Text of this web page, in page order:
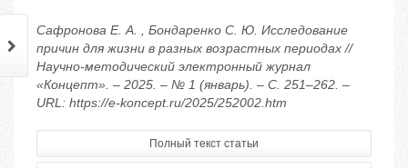
Сафронова Е. А. , Бондаренко С. Ю. Исследование
причин для жизни в разных возрастных периодах //
Научно-методический электронный журнал
«Концепт». – 2025. – № 1 (январь). – С. 251–262. –
URL: https://e-koncept.ru/2025/252002.htm
Полный текст статьи